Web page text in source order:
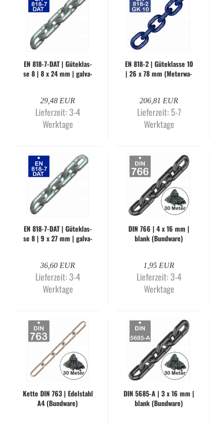
EN 818-​7-DAT | Gü­te­klas­
se 8 | 8 x 24 mm | gal­va­
29,48 EUR
Lieferzeit:3-4
Werktage
EN 818-2 | Gü­te­klas­se 10
| 26 x 78 mm (Me­ter­wa­
206,81 EUR
Lieferzeit: 5-7
Werktage
EN 818-​7-DAT | Gü­te­klas­
se 8 | 9 x 27 mm | gal­va­
36,60 EUR
Lieferzeit:3-4
Werktage
DIN 766 | 4 x 16 mm |
blank (Bund­wa­re)
1,95 EUR
Lieferzeit:3-4
Werktage
Kette DIN 763 | Edel­stahl
A4 (Bund­wa­re)
DIN 5685-​A | 3 x 16 mm |
blank (Bund­wa­re)